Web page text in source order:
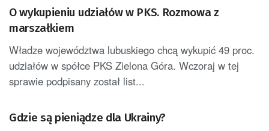
O wykupieniu udziałów w PKS. Rozmowa z
marszałkiem
Władze województwa lubuskiego chcą wykupić 49 proc.
udziałów w spółce PKS Zielona Góra. Wczoraj w tej
sprawie podpisany został list...
Gdzie są pieniądze dla Ukrainy?